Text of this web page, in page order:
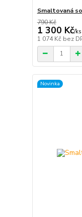
Smaltovaná
790 Kč
1 300 Kč/ks
1 074 Kč bez
Novinka